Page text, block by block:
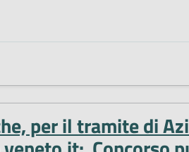
per il tramite di